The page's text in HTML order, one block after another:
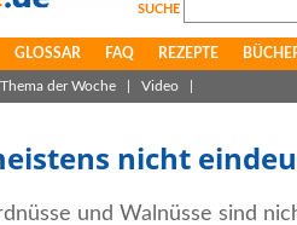
SUCHE
GLOSSAR FAQ REZEPTE
Thema der Woche Video
nicht
und Walnüsse sind